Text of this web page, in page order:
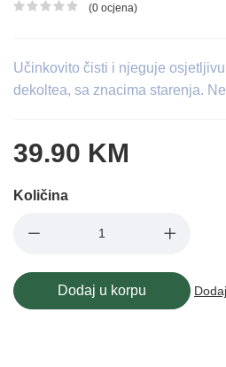
Ocjena proizvoda
(0 ocjena)
Učinkovito čisti i njeguje
dekoltea, sa znacima starenja.
39.90 KM
Količina
Dodaj u korpu